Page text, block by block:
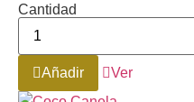
Cantidad
Añadir Ver